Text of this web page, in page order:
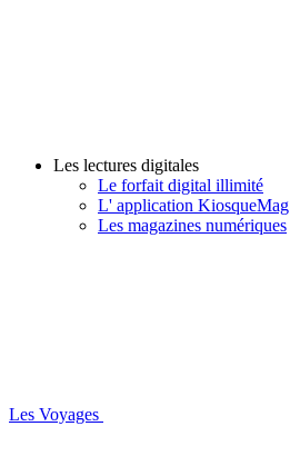
Les lectures digitales
Le forfait digital illimité
L' application KiosqueMag
Les magazines numériques
Les Voyages